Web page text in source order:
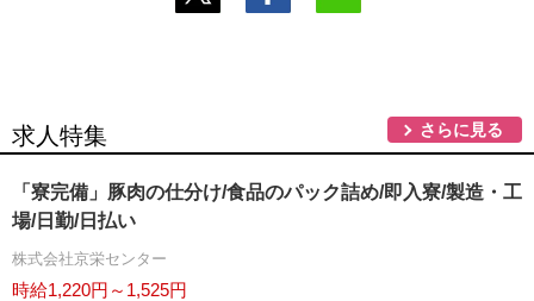
求人特集 さらに見る
「寮完備」豚肉の仕分け/食品のパック詰め/即入寮/製造・工
場/日勤/日払い
株式会社京栄センター
時給1,220円～1,525円